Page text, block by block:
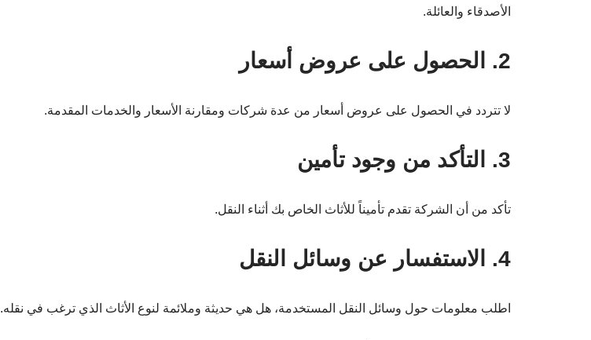
الأصدقاء والعائلة.
2. الحصول على عروض أسعار
لا تتردد في الحصول على عروض أسعار من عدة شركات ومقارنة الأسعار والخدمات المقدمة.
3. التأكد من وجود تأمين
تأكد من أن الشركة تقدم تأميناً للأثاث الخاص بك أثناء النقل.
4. الاستفسار عن وسائل النقل
اطلب معلومات حول وسائل النقل المستخدمة، هل هي حديثة وملائمة لنوع الأثاث الذي ترغب في نقله.